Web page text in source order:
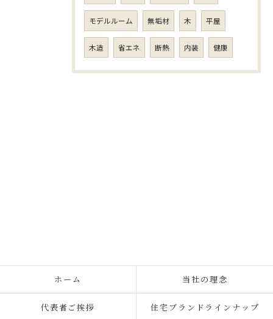
モデルルーム 無垢材 木 平屋
木造 省エネ 断熱 内装 健康
ホーム 当社の理念
代表者ご挨拶 住宅ブランドラインナップ